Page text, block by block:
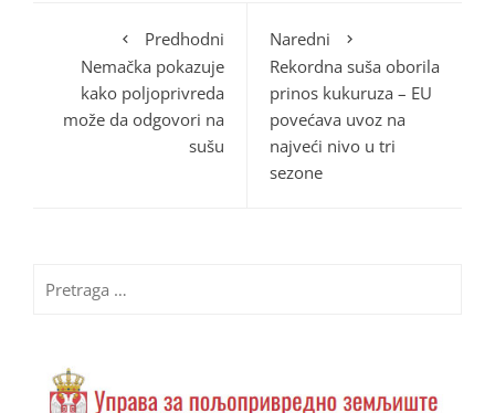
Predhodni
Nemačka pokazuje
kako poljoprivreda
može da odgovori na
sušu
Naredni
Rekordna suša oborila
prinos kukuruza – EU
povećava uvoz na
najveći nivo u tri
sezone
za: